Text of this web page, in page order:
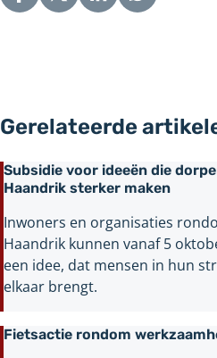
Gerelateerde
Subsidie voor ideeën die
Haandrik sterker maken
Inwoners en organisaties
Haandrik kunnen vanaf 5
een idee, dat mensen in hun
elkaar brengt.
Fietsactie rondom